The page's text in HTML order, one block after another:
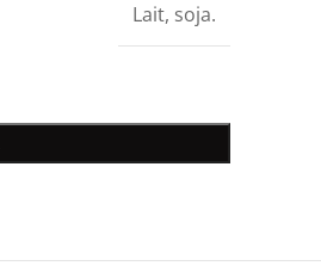
Lait, soja.